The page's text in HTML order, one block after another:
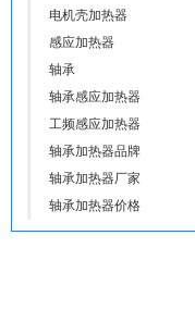
电机壳加热器
感应加热器
轴承
轴承感应加热器
工频感应加热器
轴承加热器品牌
轴承加热器厂家
轴承加热器价格